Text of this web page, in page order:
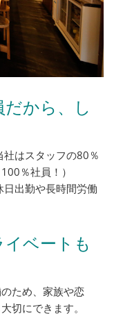
から、し
社はスタッフの80％
％社員！）
日出勤や長時間労働
ベートも
ため、家族や恋
切にできます。